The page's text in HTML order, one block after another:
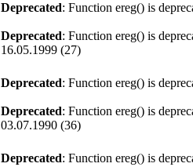
Deprecated: Function ereg() is
Deprecated: Function ereg() is
16.05.1999 (27)
Deprecated: Function ereg() is
Deprecated: Function ereg() is
03.07.1990 (36)
Deprecated: Function ereg() is